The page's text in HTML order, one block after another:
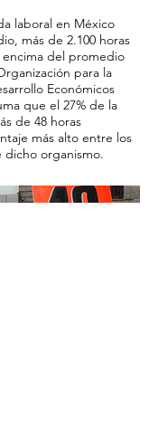
laboral en México
más de 2.100 horas
del promedio
para la
Económicos
que el 27% de la
de 48 horas
más alto entre los
dicho organismo.